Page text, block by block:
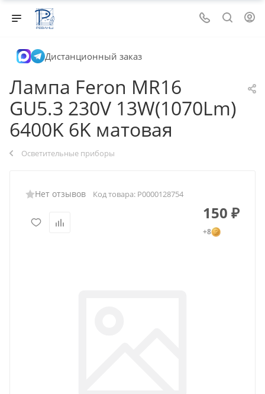
Дистанционный заказ
Лампа Feron MR16
GU5.3 230V 13W(1070Lm)
6400K 6K матовая
Осветительные приборы
Нет отзывов Код товара: Р0000128754
150 ₽
+8